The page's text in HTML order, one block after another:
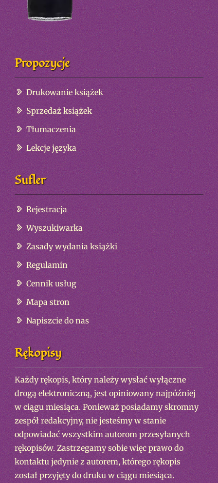
Propozycje
Drukowanie książek
Sprzedaż książek
Tłumaczenia
Lekcje języka
Sufler
Rejestracja
Wyszukiwarka
Zasady wydania książki
Regulamin
Cennik usług
Mapa stron
Napiszcie do nas
Rękopisy
Każdy rękopis, który należy wysłać wyłączne
drogą elektroniczną, jest opiniowany najpóźniej
w ciągu miesiąca. Ponieważ posiadamy skromny
zespół redakcyjny, nie jesteśmy w stanie
odpowiadać wszystkim autorom przesyłanych
rękopisów. Zastrzegamy sobie więc prawo do
kontaktu jedynie z autorem, którego rękopis
został przyjęty do druku w ciągu miesiąca.